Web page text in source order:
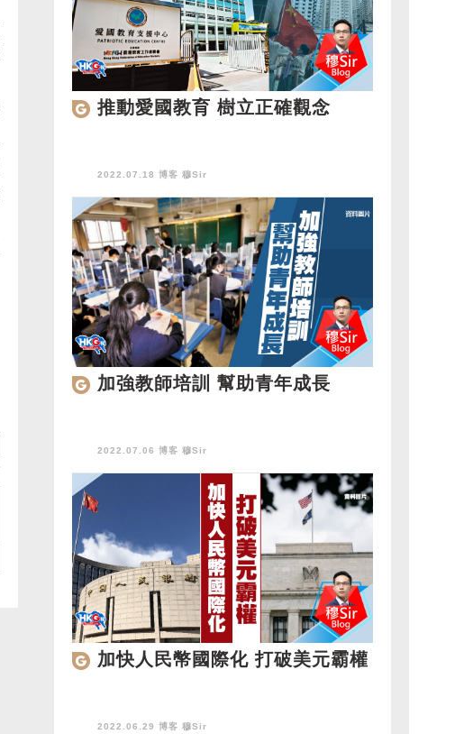
推動愛國教育 樹立正確觀念
2022.07.18 博客 穆Sir
加強教師培訓 幫助青年成長
2022.07.06 博客 穆Sir
加快人民幣國際化 打破美元霸權
2022.06.29 博客 穆Sir